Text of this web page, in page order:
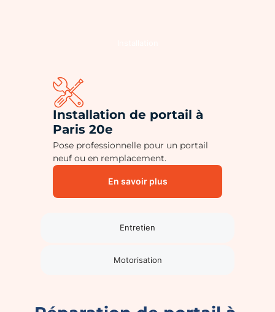
Entretien
Motorisation
Installation de portail à
Paris 20e
Pose professionnelle pour un portail
neuf ou en remplacement.
En savoir plus